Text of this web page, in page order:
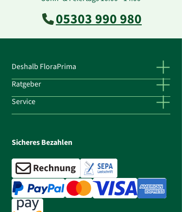
05303 990 980
Deshalb FloraPrima
Ratgeber
Service
Sicheres Bezahlen